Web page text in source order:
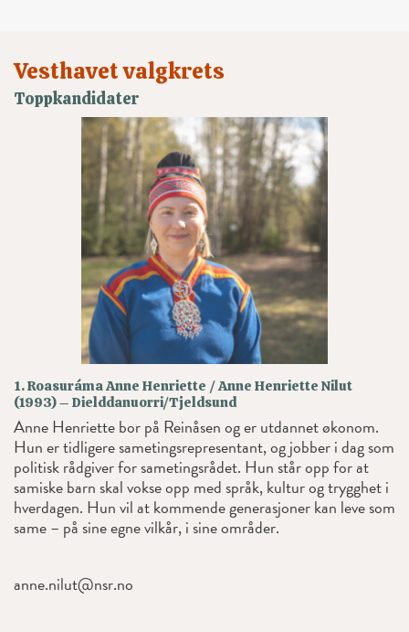
Vesthavet valgkrets
Toppkandidater
1. Roasuráma Anne Henriette / Anne Henriette Nilut
(1993) – Dielddanuorri/Tjeldsund
Anne Henriette bor på Reinåsen og er utdannet økonom.
Hun er tidligere sametingsrepresentant, og jobber i dag som
politisk rådgiver for sametingsrådet. Hun står opp for at
samiske barn skal vokse opp med språk, kultur og trygghet i
hverdagen. Hun vil at kommende generasjoner kan leve som
same – på sine egne vilkår, i sine områder.
anne.nilut@nsr.no